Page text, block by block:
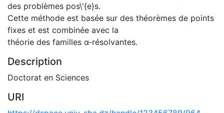
des problèmes pos\'{e}s.
Cette méthode est basée sur des théorèmes de points
fixes et est combinée avec la
théorie des familles α-résolvantes.
Description
Doctorat en Sciences
URI